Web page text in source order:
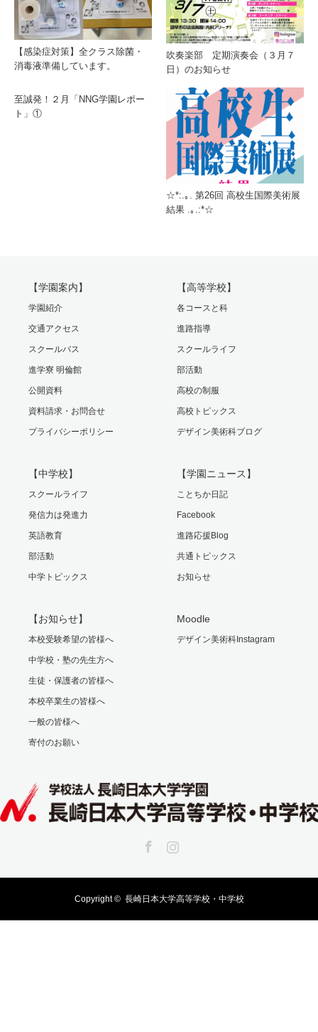
【感染症対策】全クラス除菌・
消毒液準備しています。
吹奏楽部 定期演奏会（３月７
日）のお知らせ
至誠発！２月「NNG学園レポー
ト」①
☆*:.｡. 第26回 高校生国際美術展
結果 .｡.:*☆
【学園案内】
学園紹介
交通アクセス
スクールバス
進学寮 明倫館
公開資料
資料請求・お問合せ
プライバシーポリシー
【高等学校】
各コースと科
進路指導
スクールライフ
部活動
高校の制服
高校トピックス
デザイン美術科ブログ
【中学校】
スクールライフ
発信力は発進力
英語教育
部活動
中学トピックス
【学園ニュース】
ことちか日記
Facebook
進路応援Blog
共通トピックス
お知らせ
【お知らせ】
本校受験希望の皆様へ
中学校・塾の先生方へ
生徒・保護者の皆様へ
本校卒業生の皆様へ
一般の皆様へ
寄付のお願い
Moodle
デザイン美術科Instagram
Copyright © 長崎日本大学高等学校・中学校